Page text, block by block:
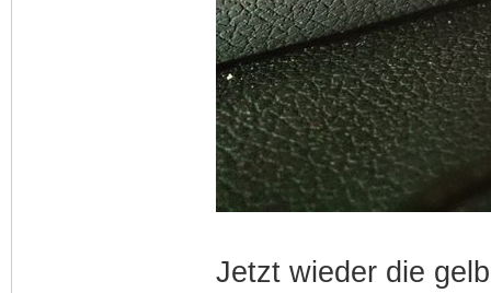
Jetzt wieder die